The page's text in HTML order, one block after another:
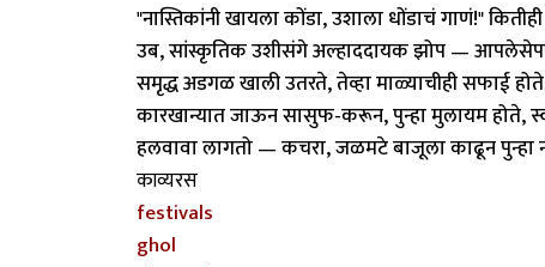
"नास्तिकांनी खायला कोंडा, उशाला धोंडाचं गाणं!"
उब, सांस्कृतिक उशीसंगे अल्हाददायक झोप —
समृद्ध अडगळ खाली उतरते, तेव्हा माळ्याचीही सफाई
कारखान्यात जाऊन सासुफ-करून, पुन्हा मुलायम होते,
हलवावा लागतो — कचरा, जळमटे बाजूला काढून पुन्हा
काव्यरस
festivals
ghol